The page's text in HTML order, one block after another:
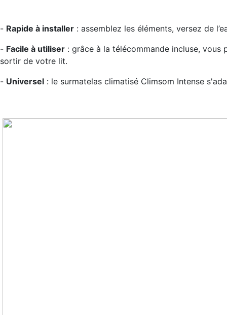
- Rapide à installer : assemblez les éléments, versez de
- Facile à utiliser : grâce à la télécommande incluse,
sortir de votre lit.
- Universel : le surmatelas climatisé Climsom Intense